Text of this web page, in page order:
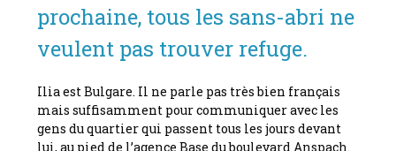
prochaine, tous les sans-abri ne
veulent pas trouver refuge.
Ilia est Bulgare. Il ne parle pas très bien français
mais suffisamment pour communiquer avec les
gens du quartier qui passent tous les jours devant
lui, au pied de l’agence Base du boulevard Anspach.